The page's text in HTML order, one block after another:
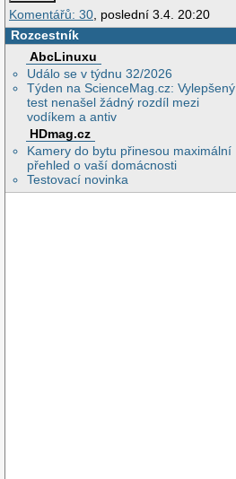
Komentářů: 30 , poslední 3.4. 20:20
Rozcestník
AbcLinuxu
Událo se v týdnu 32/2026
Týden na ScienceMag.cz: Vylepšený
test nenašel žádný rozdíl mezi
vodíkem a antiv
HDmag.cz
Kamery do bytu přinesou maximální
přehled o vaší domácnosti
Testovací novinka